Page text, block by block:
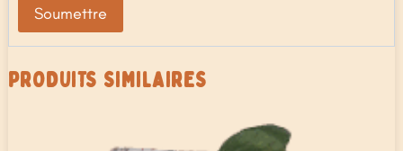
PRODUITS SIMILAIRES